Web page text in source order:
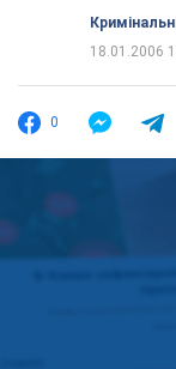
18.01.2006
0